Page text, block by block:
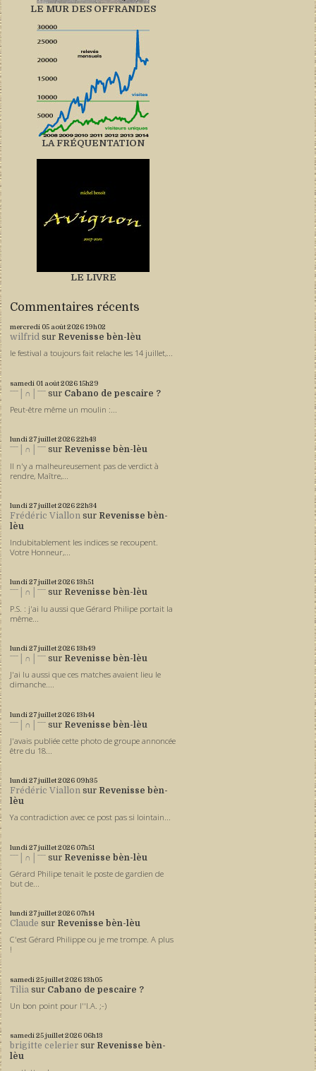
LE MUR DES OFFRANDES
LA FRÉQUENTATION
LE LIVRE
Commentaires récents
mercredi 05 août 202619h02
wilfrid sur Revenisse bèn-lèu
le festival a toujours fait relache les 14 juillet,...
samedi 01 août 202615h29
ˉˉˉ│∩│ˉˉˉ sur Cabano de pescaire ?
Peut-être même un moulin :...
lundi 27juillet 202622h43
ˉˉˉ│∩│ˉˉˉ sur Revenisse bèn-lèu
Il n'y a malheureusement pas de verdict à
rendre, Maître,...
lundi 27juillet 202622h34
Frédéric Viallon sur Revenisse bèn-
lèu
Indubitablement les indices se recoupent.
Votre Honneur,...
lundi 27juillet 202613h51
ˉˉˉ│∩│ˉˉˉ sur Revenisse bèn-lèu
P.S. : j'ai lu aussi que Gérard Philipe portait la
même...
lundi 27juillet 202613h49
ˉˉˉ│∩│ˉˉˉ sur Revenisse bèn-lèu
J'ai lu aussi que ces matches avaient lieu le
dimanche....
lundi 27juillet 202613h44
ˉˉˉ│∩│ˉˉˉ sur Revenisse bèn-lèu
J'avais publiée cette photo de groupe annoncée
être du 18...
lundi 27juillet 2026 09h35
Frédéric Viallon sur Revenisse bèn-
lèu
Ya contradiction avec ce post pas si lointain...
lundi 27juillet 2026 07h51
ˉˉˉ│∩│ˉˉˉ sur Revenisse bèn-lèu
Gérard Philipe tenait le poste de gardien de
but de...
lundi 27juillet 2026 07h14
Claude sur Revenisse bèn-lèu
C'est Gérard Philippe ou je me trompe. A plus
!
samedi 25juillet 202613h05
Tilia sur Cabano de pescaire ?
Un bon point pour l''I.A. ;-)
samedi 25juillet 2026 06h13
brigitte celerier sur Revenisse bèn-
lèu